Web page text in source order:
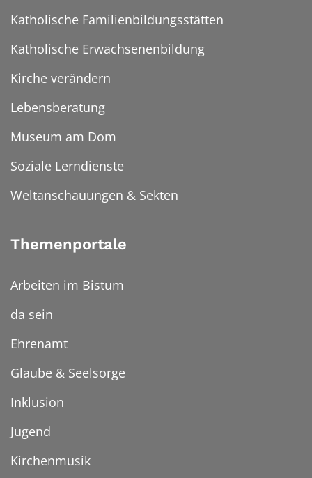
Katholische Familienbildungsstätten
Katholische Erwachsenenbildung
Kirche verändern
Lebensberatung
Museum am Dom
Soziale Lerndienste
Weltanschauungen & Sekten
Themenportale
Arbeiten im Bistum
da sein
Ehrenamt
Glaube & Seelsorge
Inklusion
Jugend
Kirchenmusik